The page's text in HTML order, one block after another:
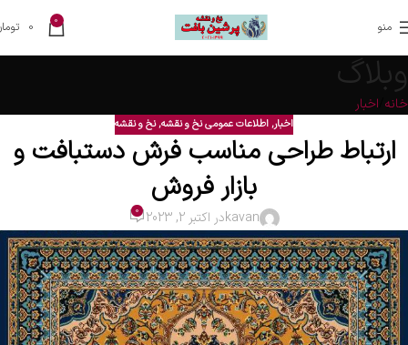
منو 0
0
وبلاگ
خانه اخبار
اخبار,اطلاعات عمومی نخ و نقشه,نخ و نقشه
ارتباط طراحی مناسب فرش دستبافت و
بازار فروش
kavanدر اکتبر 2, 2023 0